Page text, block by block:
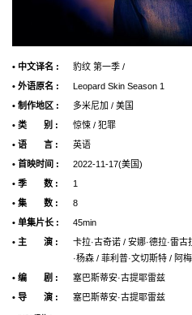
• 中文译名 :
豹纹 第一季 /
• 外语原名 :
Leopard Skin Season 1
• 制作地区 :
多米尼加 / 美国
• 类 别 :
惊悚 / 犯罪
• 语 言 :
英语
• 首映时间 :
2022-11-17(美国)
• 季 数 :
1
• 集 数 :
8
• 单集片长 :
45min
• 主 演 :
卡拉·古奇诺 / 安娜·德拉·雷
·杨森 / 菲利普·文切斯特 / 阿
• 编 剧 :
塞巴斯蒂安·古提耶雷兹
• 导 演 :
塞巴斯蒂安·古提耶雷兹